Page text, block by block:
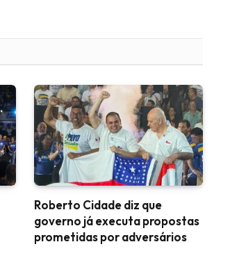
Roberto Cidade diz que
governo já executa propostas
prometidas por adversários